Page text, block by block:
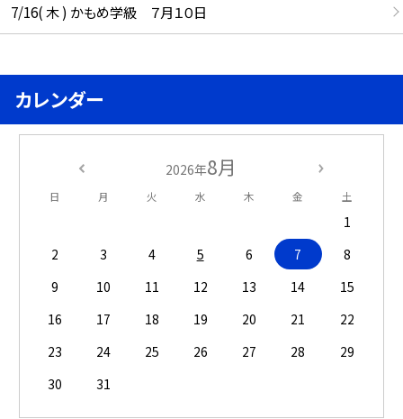
7/16( 木 ) かもめ学級 ７月１０日
カレンダー
2026年8月
日 月 火 水 木 金 土
1
2
3 4 5 6 7
8
9
10 11 12 13 14
15
16
17 18 19 20 21
22
23
24 25 26 27 28
29
30
31